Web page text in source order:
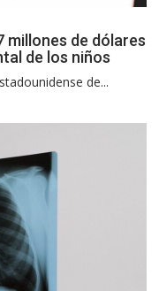
millones de dólares
de los niños
de...